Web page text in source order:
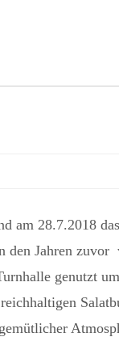
am 28.7.2018
den Jahren zuvor
genutzt